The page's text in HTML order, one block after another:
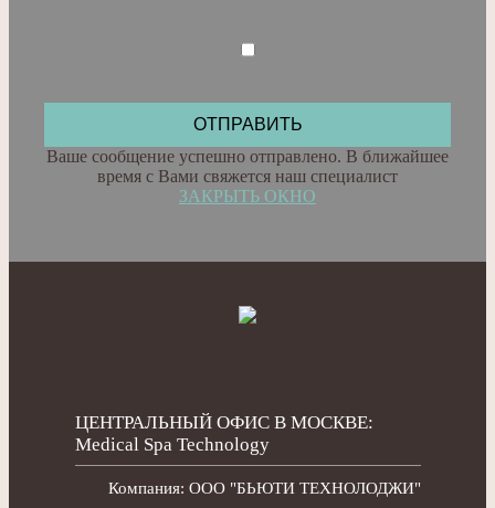
Ваше сообщение успешно отправлено. В ближайшее
время с Вами свяжется наш специалист
ЗАКРЫТЬ ОКНО
ЦЕНТРАЛЬНЫЙ ОФИС В МОСКВЕ:
Medical Spa Technology
Компания: ООО "БЬЮТИ ТЕХНОЛОДЖИ"